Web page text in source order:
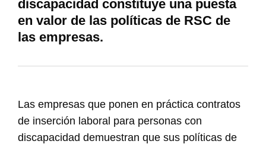
discapacidad constituye una puesta
en valor de las políticas de RSC de
las empresas.
Las empresas que ponen en práctica contratos
de inserción laboral para personas con
discapacidad demuestran que sus políticas de